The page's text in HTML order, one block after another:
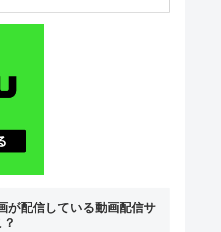
が配信している動画配信サ